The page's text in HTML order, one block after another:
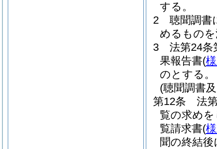
する。
2
聴聞調書
めるもの
3
法第24条
果報告書(
のとする。
(聴聞調書
第12条
法
覧の求め
覧請求書(
聞の終結